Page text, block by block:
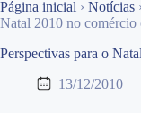
Página inicial › Notícias
Natal 2010 no comércio
Perspectivas para o
13/12/2010